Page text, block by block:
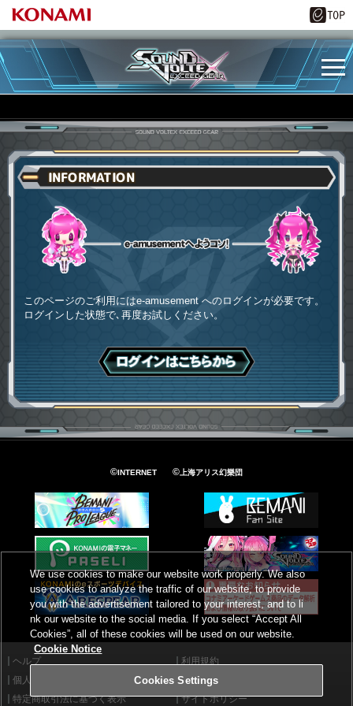
INFORMATION
このページのご利用にはe-amusement へのログインが必要です。
ログインした状態で､再度お試しください。
ログインはこちら
©INTERNET ©上海アリス幻樂団
ヘルプ
利用規約
個人情報等保護方針
外部送信について
特定商取引法に基づく表示
サイトポリシー
We use cookies to make our website work properly. We also
use cookies to analyze the traffic of our website, to provide
you with the advertisement tailored to your interest, and to li
nk our website to the social media. If you select “Accept All
Cookies”, all of these cookies will be used on our website.
Cookie Notice
Cookies Settings